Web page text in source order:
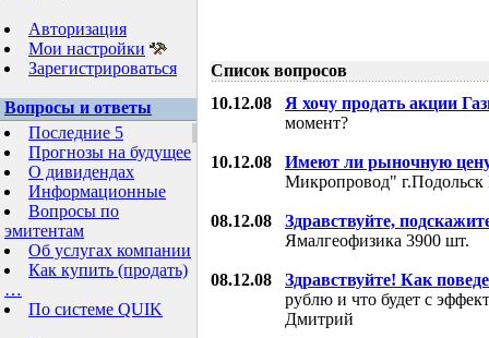
Авторизация
Мои настройки
Зарегистрироваться
Вопросы и ответы
Последние 5
Прогнозы на будущее
О дивидендах
Информационные
Вопросы по
эмитентам
Об услугах компании
Как купить (продать)
…
По системе QUIK
Список вопросов
10.12.08 Я хочу продать акции
момент?
10.12.08
Имеют ли рыночную
Микропровод"
08.12.08
Здравствуйте,
Ямалгеофизика 3900 шт.
08.12.08
Здравствуйте! Как
рублю и что будет с
Дмитрий